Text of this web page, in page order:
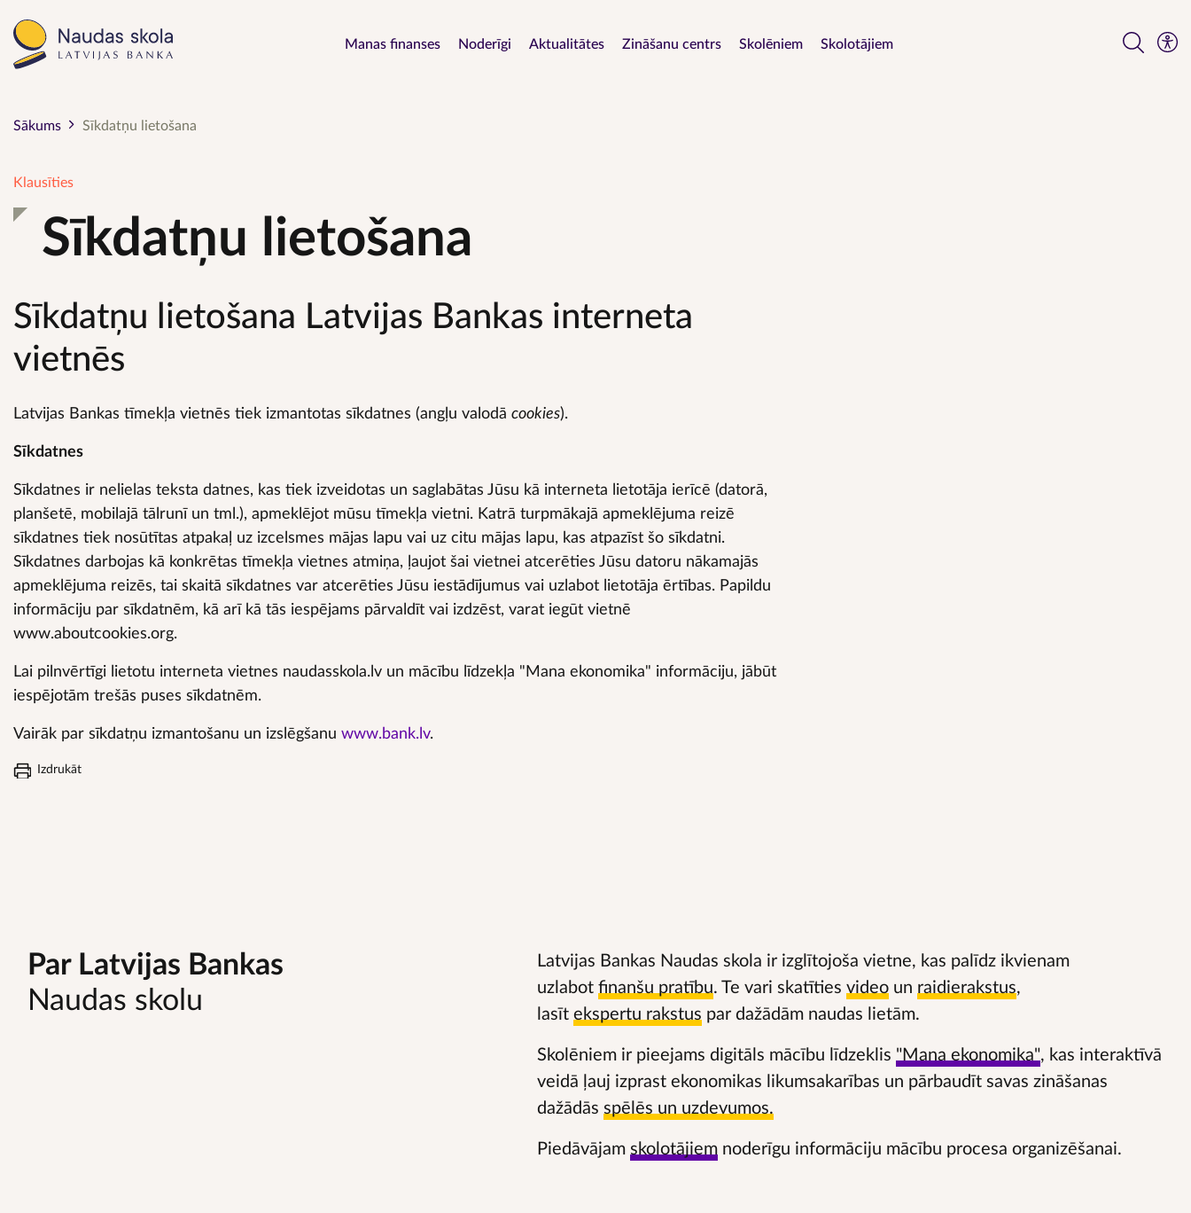
Main navigation
Manas finanses Noderīgi Aktualitātes Zināšanu centrs Skolēniem Skolotājiem
Sākums Sīkdatņu lietošana
Klausīties
Sīkdatņu lietošana
Sīkdatņu lietošana Latvijas Bankas interneta
vietnēs
Latvijas Bankas tīmekļa vietnēs tiek izmantotas sīkdatnes (angļu valodā cookies).
Sīkdatnes
Sīkdatnes ir nelielas teksta datnes, kas tiek izveidotas un saglabātas Jūsu kā interneta lietotāja ierīcē (datorā,
planšetē, mobilajā tālrunī un tml.), apmeklējot mūsu tīmekļa vietni. Katrā turpmākajā apmeklējuma reizē
sīkdatnes tiek nosūtītas atpakaļ uz izcelsmes mājas lapu vai uz citu mājas lapu, kas atpazīst šo sīkdatni.
Sīkdatnes darbojas kā konkrētas tīmekļa vietnes atmiņa, ļaujot šai vietnei atcerēties Jūsu datoru nākamajās
apmeklējuma reizēs, tai skaitā sīkdatnes var atcerēties Jūsu iestādījumus vai uzlabot lietotāja ērtības. Papildu
informāciju par sīkdatnēm, kā arī kā tās iespējams pārvaldīt vai izdzēst, varat iegūt vietnē
www.aboutcookies.org.
Lai pilnvērtīgi lietotu interneta vietnes naudasskola.lv un mācību līdzekļa "Mana ekonomika" informāciju, jābūt
iespējotām trešās puses sīkdatnēm.
Vairāk par sīkdatņu izmantošanu un izslēgšanu www.bank.lv.
Izdrukāt
Par Latvijas Bankas
Naudas skolu
Latvijas Bankas Naudas skola ir izglītojoša vietne, kas palīdz ikvienam
uzlabotfinanšu pratību. Te vari skatītiesvideo un raidierakstus,
lasītekspertu rakstus par dažādām naudas lietām.
Skolēniem ir pieejams digitāls mācību līdzeklis "Mana ekonomika", kas interaktīvā
veidā ļauj izprast ekonomikas likumsakarības un pārbaudīt savas zināšanas
dažādāsspēlēs un uzdevumos.
Piedāvājamskolotājiem noderīgu informāciju mācību procesa organizēšanai.